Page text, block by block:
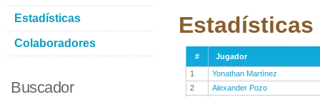
Estadísticas
#
Jugador
1
Yonathan Martínez
2
Alexander Pozo
Estadísticas
Colaboradores
Buscador